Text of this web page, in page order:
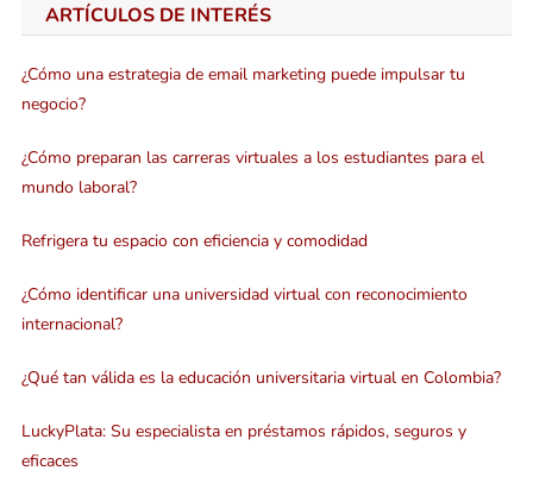
ARTÍCULOS DE INTERÉS
¿Cómo una estrategia de email marketing puede impulsar tu
negocio?
¿Cómo preparan las carreras virtuales a los estudiantes para el
mundo laboral?
Refrigera tu espacio con eficiencia y comodidad
¿Cómo identificar una universidad virtual con reconocimiento
internacional?
¿Qué tan válida es la educación universitaria virtual en Colombia?
LuckyPlata: Su especialista en préstamos rápidos, seguros y
eficaces